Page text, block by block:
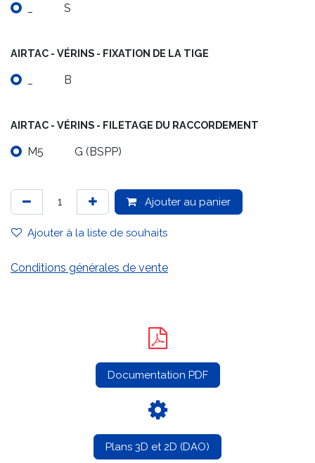
S
AIRTAC - VÉRINS - FIXATION DE LA TIGE
B
AIRTAC - VÉRINS - FILETAGE DU RACCORDEMENT
M5 G (BSPP)
Ajouter au panier
Ajouter à la liste de souhaits
Conditions générales de vente
Documentation PDF
Plans 3D et 2D (DAO)